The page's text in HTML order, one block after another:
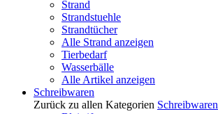
Strand
Strandstuehle
Strandtücher
Alle Strand anzeigen
Tierbedarf
Wasserbälle
Alle Artikel anzeigen
Schreibwaren
Zurück zu allen Kategorien Schreibwaren